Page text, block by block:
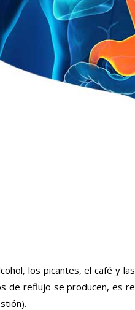
los picantes, el café y
reflujo se producen, es